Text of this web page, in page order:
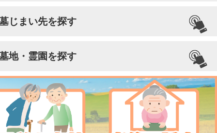
じまい先を探す
地・霊園を探す